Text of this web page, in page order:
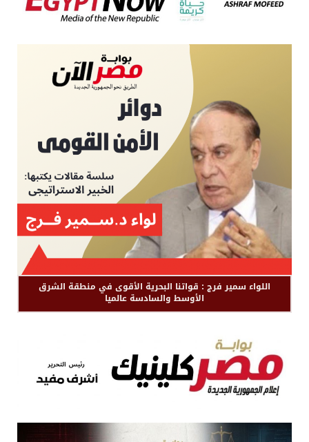
اللواء سمير فرج : قواتنا البحرية الأقوى في منطقة الشرق
الأوسط والسادسة عالميا